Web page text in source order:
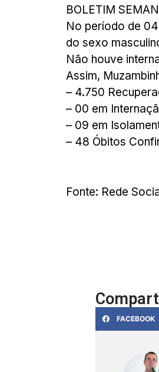
BOLETIM
No período de
do sexo
Não houve
Assim,
– 4.750
– 00 em
– 09 em
– 48 Óbitos
Fonte: Rede
FACEBOOK